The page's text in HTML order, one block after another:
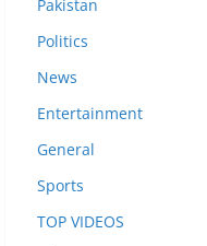
Pakistan
Politics
News
Entertainment
General
Sports
TOP VIDEOS